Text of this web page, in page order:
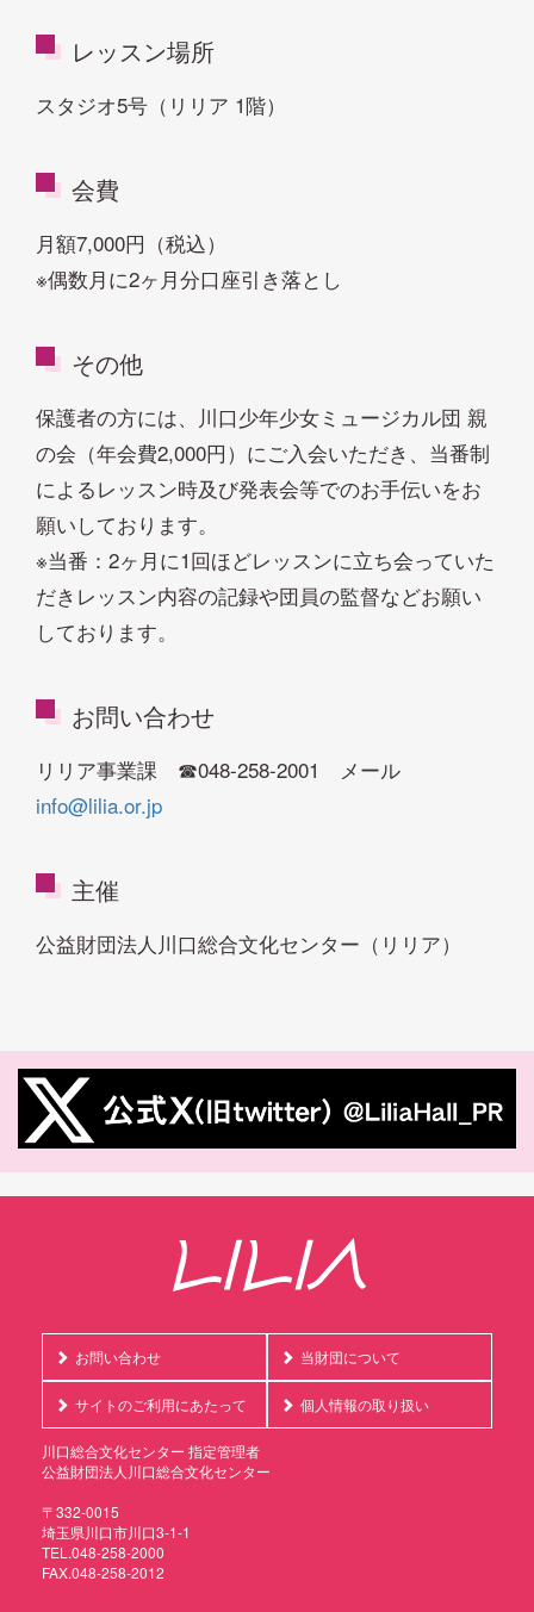
レッスン場所
スタジオ5号（リリア 1階）
会費
月額7,000円（税込）
※偶数月に2ヶ月分口座引き落とし
その他
保護者の方には、川口少年少女ミュージカル団 親
の会（年会費2,000円）にご入会いただき、当番制
によるレッスン時及び発表会等でのお手伝いをお
願いしております。
※当番：2ヶ月に1回ほどレッスンに立ち会っていた
だきレッスン内容の記録や団員の監督などお願い
しております。
お問い合わせ
リリア事業課 ☎048-258-2001 メール
info@lilia.or.jp
主催
公益財団法人川口総合文化センター（リリア）
お問い合わせ 当財団について
サイトのご利用にあたって 個人情報の取り扱い
川口総合文化センター 指定管理者
公益財団法人川口総合文化センター
〒332-0015
埼玉県川口市川口3-1-1
TEL.048-258-2000
FAX.048-258-2012